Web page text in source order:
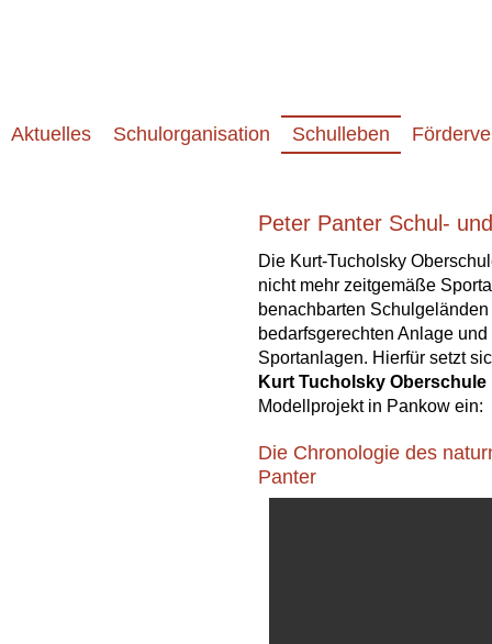
Aktuelles Schulorganisation Schulleben
Peter Panter Schul-
Die Kurt-Tucholsky
nicht mehr zeitgemäße
benachbarten
bedarfsgerechten Anlage
Sportanlagen. Hierfür setzt
Kurt Tucholsky Oberschule
Modellprojekt in Pankow ein:
Die Chronologie des
Panter